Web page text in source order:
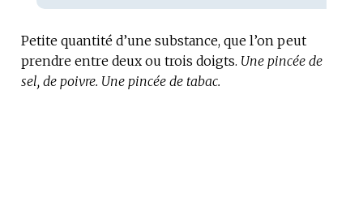
Petite quantité d’une substance, que l’on peut
prendre entre deux ou trois doigts. Une pincée de
sel, de poivre. Une pincée de tabac.